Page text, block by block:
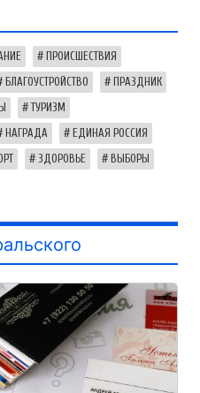
ПРОИСШЕСТВИЯ
БЛАГОУСТРОЙСТВО ПРАЗДНИК
ТУРИЗМ
НАГРАДА ЕДИНАЯ РОССИЯ
ЗДОРОВЬЕ ВЫБОРЫ